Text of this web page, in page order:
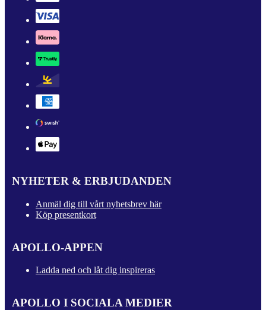
NYHETER & ERBJUDANDEN
Anmäl dig till vårt nyhetsbrev här
Köp presentkort
APOLLO-APPEN
Ladda ned och låt dig inspireras
APOLLO I SOCIALA MEDIER